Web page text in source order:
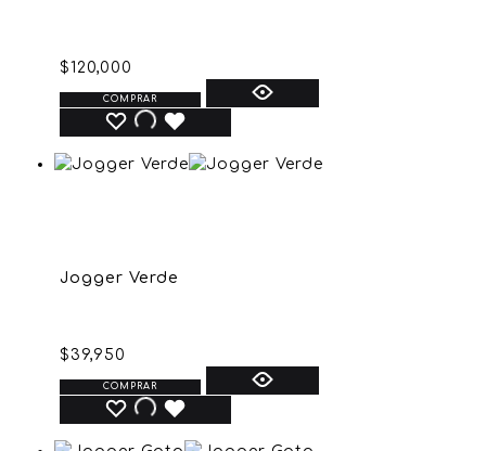
$120,000
COMPRAR
Jogger Verde
$ 39,950
COMPRAR